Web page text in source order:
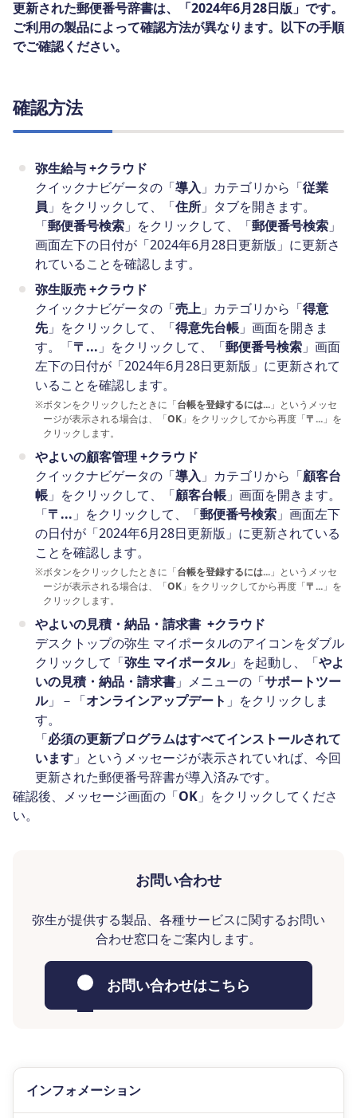
更新された郵便番号辞書は、「2024年6月28日版」です。
ご利用の製品によって確認方法が異なります。以下の手順
でご確認ください。
確認方法
弥生給与 +クラウド
クイックナビゲータの「導入 」カテゴリから「従業
員 」をクリックして、「住所 」タブを開きます。
「郵便番号検索 」をクリックして、「郵便番号検索 」
画面左下の日付が「2024年6月28日更新版」に更新さ
れていることを確認します。
弥生販売 +クラウド
クイックナビゲータの「売上 」カテゴリから「得意
先」をクリックして、「得意先台帳 」画面を開きま
す。「〒... 」をクリックして、「郵便番号検索 」画面
左下の日付が「2024年6月28日更新版」に更新されて
いることを確認します。
※ボタンをクリックしたときに「台帳を登録するには... 」というメッセ
ージが表示される場合は、「OK 」をクリックしてから再度「〒... 」を
クリックします。
やよいの顧客管理 +クラウド
クイックナビゲータの「導入 」カテゴリから「顧客台
帳 」をクリックして、「顧客台帳 」画面を開きます。
「〒... 」をクリックして、「郵便番号検索 」画面左下
の日付が「2024年6月28日更新版」に更新されている
ことを確認します。
※ボタンをクリックしたときに「台帳を登録するには... 」というメッセ
ージが表示される場合は、「OK 」をクリックしてから再度「〒... 」を
クリックします。
やよいの見積・納品・請求書 +クラウド
デスクトップの弥生 マイポータルのアイコンをダブル
クリックして「弥生 マイポータル」を起動し、「やよ
いの見積・納品・請求書 」メニューの「サポートツー
ル」－「オンラインアップデート 」をクリックしま
す。
「必須の更新プログラムはすべてインストールされて
います 」というメッセージが表示されていれば、今回
更新された郵便番号辞書が導入済みです。
確認後、メッセージ画面の「OK 」をクリックしてくださ
い。
お問い合わせ
弥生が提供する製品、各種サービスに関するお問い
合わせ窓口をご案内します。
お問い合わせはこちら
インフォメーション